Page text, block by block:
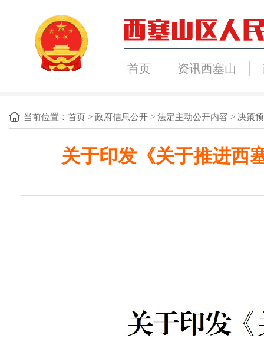
首页 资讯西塞山
当前位置： 首页 > 政府信息公开 > 法定主动公开内容 > 决策
关于印发《关于推进西